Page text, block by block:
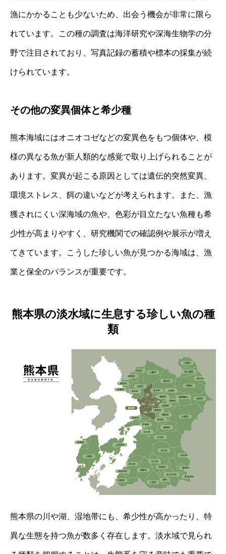
漁にかかることも少ないため、出会う機会が非常に限ら
れています。この種の調査は海洋研究や深海生物学の分
野で注目されており、写真記録の蓄積や標本の採集が続
けられています。
その他の変異個体と希少種
熊本海域にはオニオコゼなどの変異色をもつ個体や、模
様の異なる魚が新人類的な感覚で取り上げられることが
あります。変異が起こる原因としては遺伝的突然変異、
環境ストレス、餌の違いなどが考えられます。また、漁
獲されにくい深海域の魚や、色彩が目立たない魚種も希
少性が高まりやすく、研究機関での確認例や展示が増え
てきています。こうした珍しい魚が見つかる海域は、漁
業と保全のバランスが重要です。
熊本県の淡水域に生息する珍しい魚の種
類
熊本県の川や湖、湿地帯にも、希少性が高かったり、特
異な生態を持つ魚が数多く存在します。淡水域で見られ